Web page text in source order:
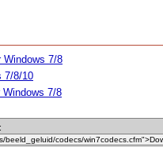
Windows 7/8
7/8/10
Windows 7/8